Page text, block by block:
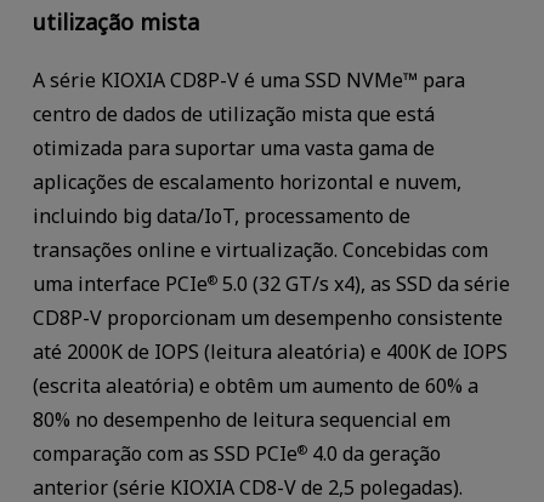
utilização mista
A série KIOXIA CD8P-V é uma SSD NVMe™ para
centro de dados de utilização mista que está
otimizada para suportar uma vasta gama de
aplicações de escalamento horizontal e nuvem,
incluindo big data/IoT, processamento de
transações online e virtualização. Concebidas com
uma interface PCIe®5.0 (32 GT/s x4), as SSD da série
CD8P-V proporcionam um desempenho consistente
até 2000K de IOPS (leitura aleatória) e 400K de IOPS
(escrita aleatória) e obtêm um aumento de 60% a
80% no desempenho de leitura sequencial em
comparação com as SSD PCIe®4.0 da geração
anterior (série KIOXIA CD8-V de 2,5 polegadas).